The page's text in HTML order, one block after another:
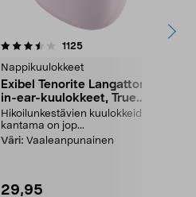
1125arvostelut
Nappikuulokkeet
Exibel Tenorite Langattomat
in-ear-kuulokkeet, True
Wireless
Hikoilunkestävien kuulokkeiden
kantama on jop...
Väri: Vaaleanpunainen
29,95
3.5viidestä